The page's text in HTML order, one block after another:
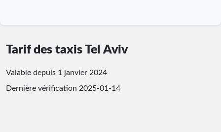
Tarif des taxis Tel Aviv
Valable depuis 1 janvier 2024
Dernière vérification 2025-01-14